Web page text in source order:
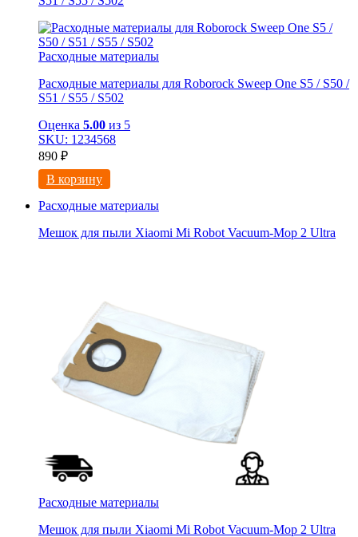
Расходные материалы
Расходные материалы для Roborock Sweep One S5 / S50 /
S51 / S55 / S502
Оценка 5.00 из 5
SKU: 1234568
890 ₽
В корзину
Расходные материалы
Мешок для пыли Xiaomi Mi Robot Vacuum-Mop 2 Ultra
Расходные материалы
Мешок для пыли Xiaomi Mi Robot Vacuum-Mop 2 Ultra